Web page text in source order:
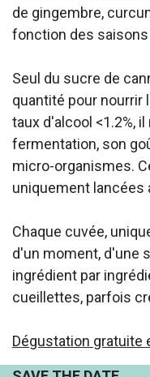
de gingembre,
fonction des
Seul du sucre de
quantité pour nourrir
taux d'alcool <1.2%,
fermentation, son
micro-organismes.
uniquement lancées
Chaque cuvée,
d'un moment, d'une
ingrédient par
cueillettes, parfois
Dégustation gratuite